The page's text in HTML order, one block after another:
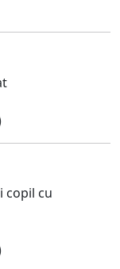
copil cu